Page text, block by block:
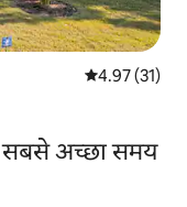
औसत रेटिंग 5 में
4.97 (31)
सबसे अच्छा समय